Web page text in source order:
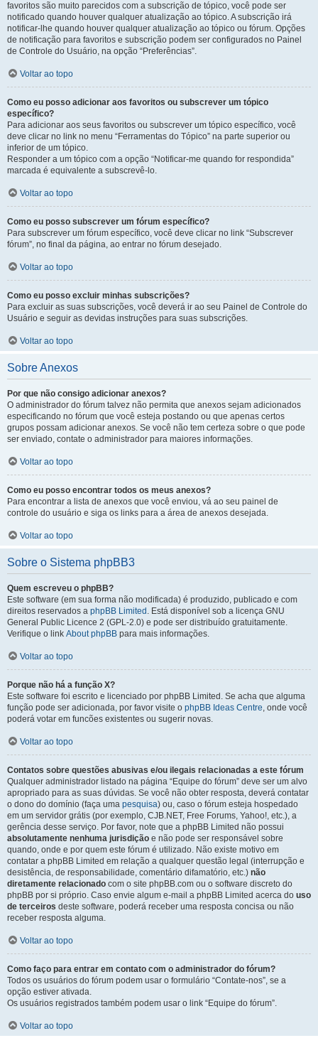
favoritos são muito parecidos com a subscrição de tópico, você pode ser
notificado quando houver qualquer atualização ao tópico. A subscrição irá
notificar-lhe quando houver qualquer atualização ao tópico ou fórum. Opções
de notificação para favoritos e subscrição podem ser configurados no Painel
de Controle do Usuário, na opção “Preferências”.
Voltar ao topo
Como eu posso adicionar aos favoritos ou subscrever um tópico
específico?
Para adicionar aos seus favoritos ou subscrever um tópico específico, você
deve clicar no link no menu “Ferramentas do Tópico” na parte superior ou
inferior de um tópico.
Responder a um tópico com a opção “Notificar-me quando for respondida”
marcada é equivalente a subscrevê-lo.
Voltar ao topo
Como eu posso subscrever um fórum específico?
Para subscrever um fórum específico, você deve clicar no link “Subscrever
fórum”, no final da página, ao entrar no fórum desejado.
Voltar ao topo
Como eu posso excluir minhas subscrições?
Para excluir as suas subscrições, você deverá ir ao seu Painel de Controle do
Usuário e seguir as devidas instruções para suas subscrições.
Voltar ao topo
Sobre Anexos
Por que não consigo adicionar anexos?
O administrador do fórum talvez não permita que anexos sejam adicionados
especificando no fórum que você esteja postando ou que apenas certos
grupos possam adicionar anexos. Se você não tem certeza sobre o que pode
ser enviado, contate o administrador para maiores informações.
Voltar ao topo
Como eu posso encontrar todos os meus anexos?
Para encontrar a lista de anexos que você enviou, vá ao seu painel de
controle do usuário e siga os links para a área de anexos desejada.
Voltar ao topo
Sobre o Sistema phpBB3
Quem escreveu o phpBB?
Este software (em sua forma não modificada) é produzido, publicado e com
direitos reservados a phpBB Limited . Está disponível sob a licença GNU
General Public Licence 2 (GPL-2.0) e pode ser distribuído gratuitamente.
Verifique o link About phpBB para mais informações.
Voltar ao topo
Porque não há a função X?
Este software foi escrito e licenciado por phpBB Limited. Se acha que alguma
função pode ser adicionada, por favor visite o phpBB Ideas Centre, onde você
poderá votar em funcões existentes ou sugerir novas.
Voltar ao topo
Contatos sobre questões abusivas e/ou ilegais relacionadas a este fórum
Qualquer administrador listado na página “Equipe do fórum” deve ser um alvo
apropriado para as suas dúvidas. Se você não obter resposta, deverá contatar
o dono do domínio (faça uma pesquisa) ou, caso o fórum esteja hospedado
em um servidor grátis (por exemplo, CJB.NET, Free Forums, Yahoo!, etc.), a
gerência desse serviço. Por favor, note que a phpBB Limited não possui
absolutamente nenhuma jurisdição e não pode ser responsável sobre
quando, onde e por quem este fórum é utilizado. Não existe motivo em
contatar a phpBB Limited em relação a qualquer questão legal (interrupção e
desistência, de responsabilidade, comentário difamatório, etc.) não
diretamente relacionado com o site phpBB.com ou o software discreto do
phpBB por si próprio. Caso envie algum e-mail a phpBB Limited acerca do uso
de terceiros deste software, poderá receber uma resposta concisa ou não
receber resposta alguma.
Voltar ao topo
Como faço para entrar em contato com o administrador do fórum?
Todos os usuários do fórum podem usar o formulário “Contate-nos”, se a
opção estiver ativada.
Os usuários registrados também podem usar o link “Equipe do fórum”.
Voltar ao topo